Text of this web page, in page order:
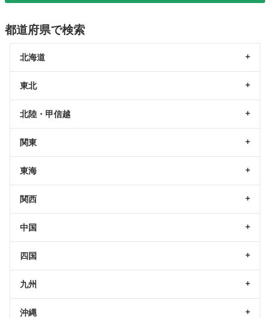
都道府県で検索
北海道
東北
北陸・甲信越
関東
東海
関西
中国
四国
九州
沖縄